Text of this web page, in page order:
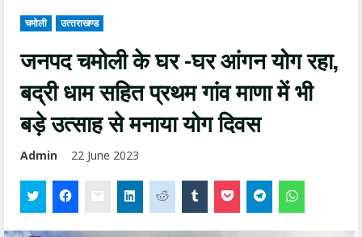
चमोली उत्‍तराखण्‍ड
जनपद चमोली के घर -घर आंगन योग रहा,
बद्री धाम सहित प्रथम गांव माणा में भी
बड़े उत्साह से मनाया योग दिवस
Admin 22 June 2023